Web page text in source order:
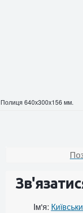
Полиця 640х300x156 мм.
Ім'я: